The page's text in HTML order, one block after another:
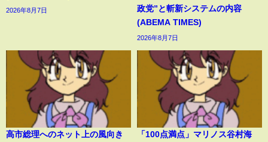
2026年8月7日
政党”と斬新システムの内容
(ABEMA TIMES)
2026年8月7日
高市総理へのネット上の風向き
「100点満点」マリノス谷村海